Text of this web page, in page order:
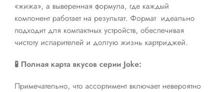
«жижа», а выверенная формула, где каждый
компонент работает на результат. Формат идеально
подходит для компактных устройств, обеспечивая
чистоту испарителей и долгую жизнь картриджей.
🧪 Полная карта вкусов серии Joke:
Примечательно, что ассортимент включает невероятно